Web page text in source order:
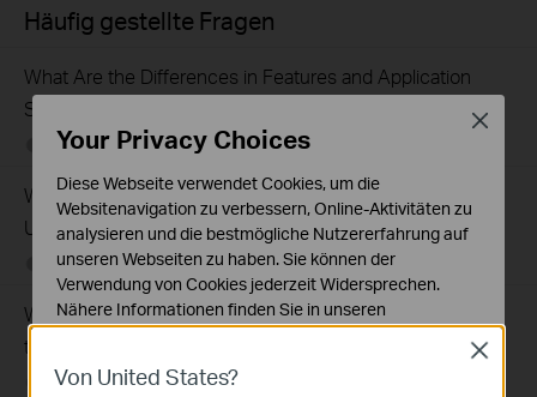
Häufig gestellte Fragen
What Are the Differences in Features and Application
Scenarios Among Various Series Switches
07-31-2026 407202views
Why Are the Ethernet LED Indicators Off on My TP-Link
Unmanaged Switch?
07-17-2026 415708views
What Can I Do If My PC Is Not Working When Connected
to a TP-Link Unmanaged Switch?
07-16-2026 317015views
Von United States?
Close
Your Privacy Choices
Diese Webseite verwendet Cookies, um die
Websitenavigation zu verbessern, Online-Aktivitäten zu
analysieren und die bestmögliche Nutzererfahrung auf
unseren Webseiten zu haben. Sie können der
Verwendung von Cookies jederzeit Widersprechen.
Nähere Informationen finden Sie in unseren
Datenschutzhinweisen.
Notwendige Cookies
Close